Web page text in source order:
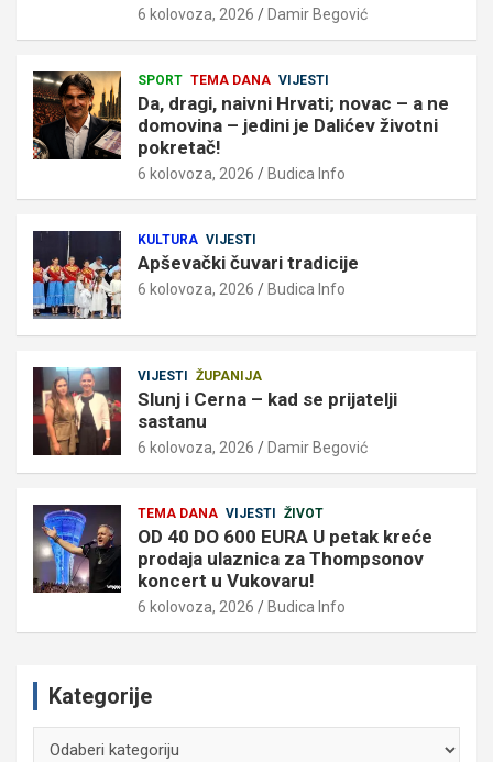
6 kolovoza, 2026 Damir Begović
SPORT TEMA DANA VIJESTI
Da, dragi, naivni Hrvati; novac – a ne
domovina – jedini je Dalićev životni
pokretač!
6 kolovoza, 2026 Budica Info
KULTURA VIJESTI
Apševački čuvari tradicije
6 kolovoza, 2026 Budica Info
VIJESTI ŽUPANIJA
Slunj i Cerna – kad se prijatelji
sastanu
6 kolovoza, 2026 Damir Begović
TEMA DANA VIJESTI ŽIVOT
OD 40 DO 600 EURA U petak kreće
prodaja ulaznica za Thompsonov
koncert u Vukovaru!
6 kolovoza, 2026 Budica Info
Kategorije